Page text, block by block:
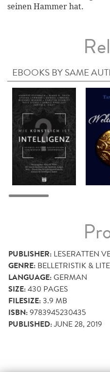
seinen Hammer hat.
EBOOKS BY SAME
PUBLISHER: LESERATTEN
GENRE: BELLETRISTIK &
LANGUAGE:GERMAN
SIZE:430 PAGES
FILESIZE:3.9 MB
ISBN:9783945230435
PUBLISHED:JUNE 28, 2019